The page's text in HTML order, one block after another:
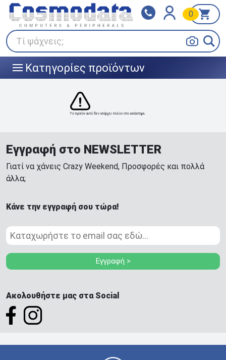
Τί ψάχνεις;
0
||| Κατηγορίες προϊόντων
Klarna
Πληρώστε σε 3
άτοκες δόσεις
BOX NOW
Το προϊόν αυτό δεν υπάρχει πλέον στο κατάστημα.
Εγγραφή στο NEWSLETTER
Γιατί να χάνεις Crazy Weekend, Προσφορές και πολλά
άλλα;
Κάνε την εγγραφή σου τώρα!
Εγγραφή >
Ακολουθήστε μας στα Social